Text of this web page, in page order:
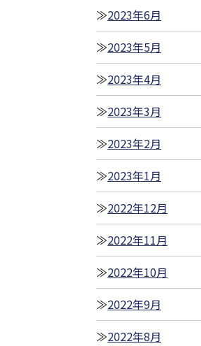
2023年6月
2023年5月
2023年4月
2023年3月
2023年2月
2023年1月
2022年12月
2022年11月
2022年10月
2022年9月
2022年8月